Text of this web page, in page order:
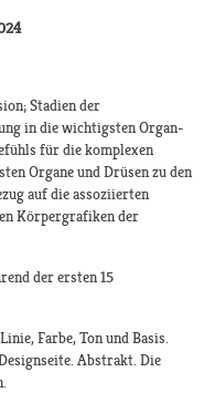
Stadien der
in die wichtigsten Organ-
für die komplexen
Organe und Drüsen zu den
auf die assoziierten
Körpergrafiken der
der ersten 15
Farbe, Ton und Basis.
Abstrakt. Die